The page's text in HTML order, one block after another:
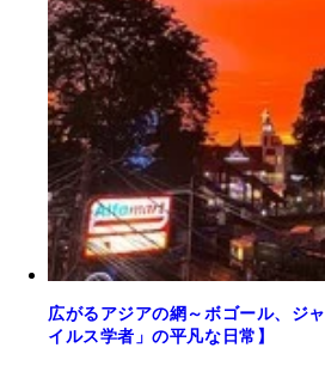
広がるアジアの網～ボゴール、ジ
イルス学者」の平凡な日常】